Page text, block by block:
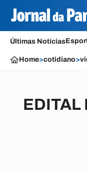
Últimas Notícias
Home>cotidiano>
EDITAL